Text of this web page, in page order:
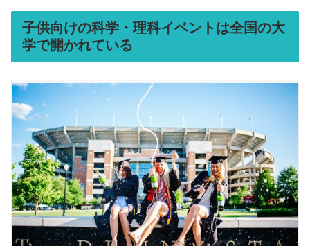
子供向けの科学・理科イベントは全国の大
学で開かれている